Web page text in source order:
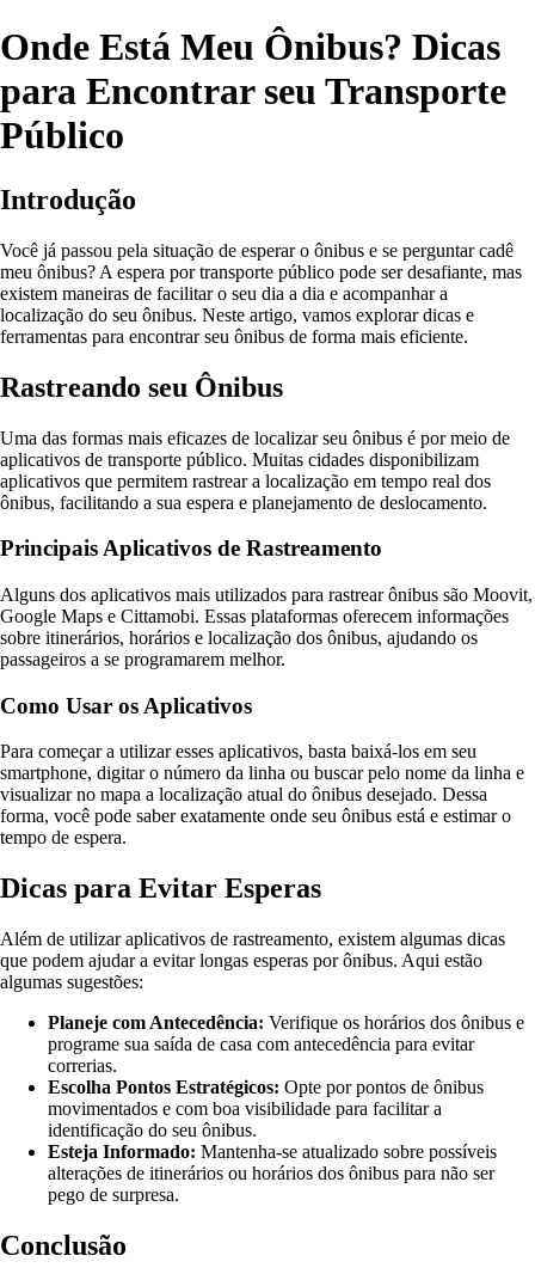
Onde Está Meu Ônibus? Dicas
para Encontrar seu Transporte
Público
Introdução
Você já passou pela situação de esperar o ônibus e se perguntar cadê
meu ônibus? A espera por transporte público pode ser desafiante, mas
existem maneiras de facilitar o seu dia a dia e acompanhar a
localização do seu ônibus. Neste artigo, vamos explorar dicas e
ferramentas para encontrar seu ônibus de forma mais eficiente.
Rastreando seu Ônibus
Uma das formas mais eficazes de localizar seu ônibus é por meio de
aplicativos de transporte público. Muitas cidades disponibilizam
aplicativos que permitem rastrear a localização em tempo real dos
ônibus, facilitando a sua espera e planejamento de deslocamento.
Principais Aplicativos de Rastreamento
Alguns dos aplicativos mais utilizados para rastrear ônibus são Moovit,
Google Maps e Cittamobi. Essas plataformas oferecem informações
sobre itinerários, horários e localização dos ônibus, ajudando os
passageiros a se programarem melhor.
Como Usar os Aplicativos
Para começar a utilizar esses aplicativos, basta baixá-los em seu
smartphone, digitar o número da linha ou buscar pelo nome da linha e
visualizar no mapa a localização atual do ônibus desejado. Dessa
forma, você pode saber exatamente onde seu ônibus está e estimar o
tempo de espera.
Dicas para Evitar Esperas
Além de utilizar aplicativos de rastreamento, existem algumas dicas
que podem ajudar a evitar longas esperas por ônibus. Aqui estão
algumas sugestões:
Planeje com Antecedência: Verifique os horários dos ônibus e
programe sua saída de casa com antecedência para evitar
correrias.
Escolha Pontos Estratégicos: Opte por pontos de ônibus
movimentados e com boa visibilidade para facilitar a
identificação do seu ônibus.
Esteja Informado: Mantenha-se atualizado sobre possíveis
alterações de itinerários ou horários dos ônibus para não ser
pego de surpresa.
Conclusão